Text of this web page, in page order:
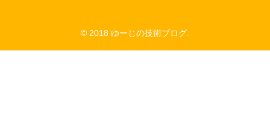
© 2018 ゆーじの技術ブログ.